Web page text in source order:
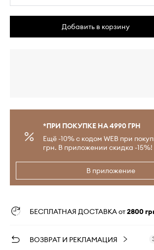
Добавить в корзину
*ПРИ ПОКУПКЕ НА 4990 ГРН
Ещё -10% с кодом WEB при
грн. В приложении скидка -15%!
В приложение
БЕСПЛАТНАЯ ДОСТАВКА от2800
ВОЗВРАТ И РЕКЛАМАЦИЯ